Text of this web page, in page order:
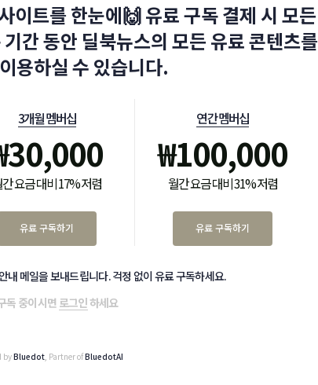
이트를 한눈에🙌 유료 구독 결제 시 모든
간 동안 딜북뉴스의 모든 유료 콘텐츠를
용하실 수 있습니다.
3개월 멤버십
30,000
요금 대비 17% 저렴
유료 구독하기
연간 멤버십
₩100,000
월간 요금 대비 31% 저렴
유료 구독하기
내 메일을 보내드립니다. 걱정 없이 유료 구독하세요.
독 중이시면로그인하세요
byBluedot, Partner ofBluedotAI